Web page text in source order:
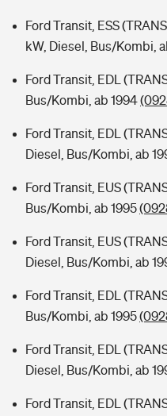
Ford Transit, ESS
kW, Diesel, Bus/Kombi,
Ford Transit, EDL
Bus/Kombi, ab 1994
Ford Transit, EDL
Diesel, Bus/Kombi, ab
Ford Transit, EUS
Bus/Kombi, ab 1995
Ford Transit, EUS
Diesel, Bus/Kombi, ab
Ford Transit, EDL
Bus/Kombi, ab 1995
Ford Transit, EDL
Diesel, Bus/Kombi, ab
Ford Transit, EDL